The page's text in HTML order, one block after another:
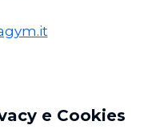
e Cookies